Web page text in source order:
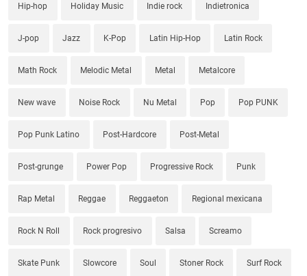
Hip-hop Holiday Music Indie rock Indietronica
J-pop Jazz K-Pop Latin Hip-Hop Latin Rock
Math Rock Melodic Metal Metal Metalcore
New wave Noise Rock Nu Metal Pop Pop PUNK
Pop Punk Latino Post-Hardcore Post-Metal
Post-grunge Power Pop Progressive Rock Punk
Rap Metal Reggae Reggaeton Regional mexicana
Rock N Roll Rock progresivo Salsa Screamo
Skate Punk Slowcore Soul Stoner Rock Surf Rock